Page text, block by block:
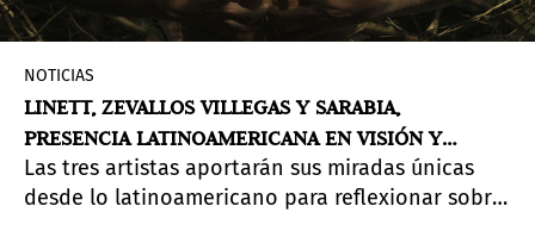
NOTICIAS
LINETT, ZEVALLOS VILLEGAS Y SARABIA,
PRESENCIA LATINOAMERICANA EN VISIÓN Y
PRESENCIA 2026
Las tres artistas aportarán sus miradas únicas
desde lo latinoamericano para reflexionar sobre